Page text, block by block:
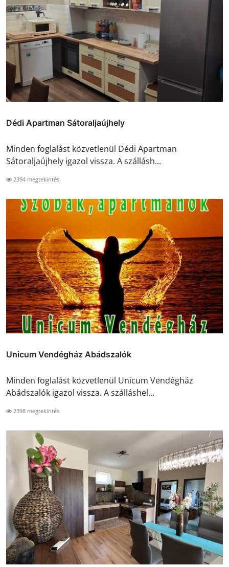
Dédi Apartman Sátoraljaújhely
Minden foglalást közvetlenül Dédi Apartman
Sátoraljaújhely igazol vissza. A szállásh...
2394 megtekintés
Unicum Vendégház Abádszalók
Minden foglalást közvetlenül Unicum Vendégház
Abádszalók igazol vissza. A szálláshel...
2398 megtekintés